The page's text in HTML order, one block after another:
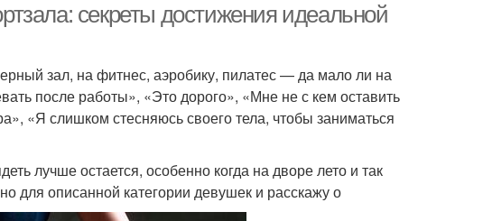
секреты достижения идеальной
зал, на фитнес, аэробику, пилатес — да мало ли на
после работы», «Это дорого», «Мне не с кем оставить
«Я слишком стесняюсь своего тела, чтобы заниматься
лучше остается, особенно когда на дворе лето и так
для описанной категории девушек и расскажу о